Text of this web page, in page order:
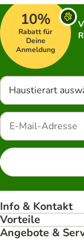
10%
Rabatt für
Deine
Anmeldung
Haustierart
Info & Kontakt
Vorteile
Angebote &